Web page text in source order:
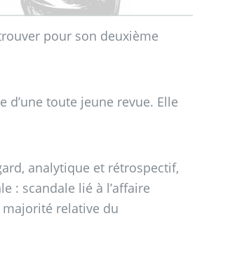
pour son deuxième
toute jeune revue. Elle
analytique et rétrospectif,
: scandale lié à l’affaire
majorité relative du